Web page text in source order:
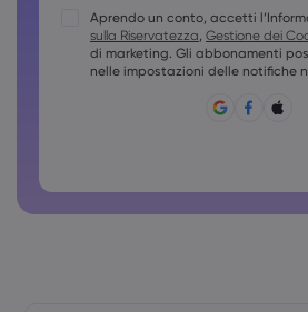
Le password devono contenere
Le password devono contenere
La password deve contenere
Non è possibile usare password comuni
Aprendo un conto, accetti
sulla Riservatezza, Gestione dei
di marketing. Gli abbonamenti
nelle impostazioni delle notifiche